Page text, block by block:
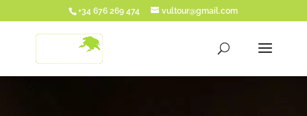
+34 676 269 474 vultour@gmail.com